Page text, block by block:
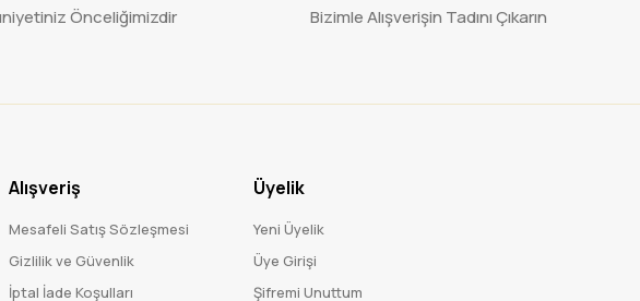
Önceliğimizdir Bizimle Alışverişin Tadını Çıkarın
Alışveriş
Mesafeli Satış Sözleşmesi
Gizlilik ve Güvenlik
İptal İade Koşulları
Üyelik
Yeni Üyelik
Üye Girişi
Şifremi Unuttum